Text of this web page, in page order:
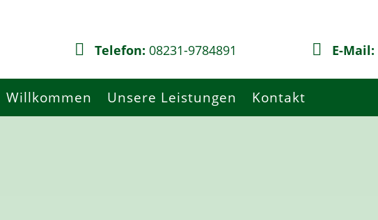
 Telefon: 08231-9784891  E-Mail:
Willkommen Unsere Leistungen Kontakt